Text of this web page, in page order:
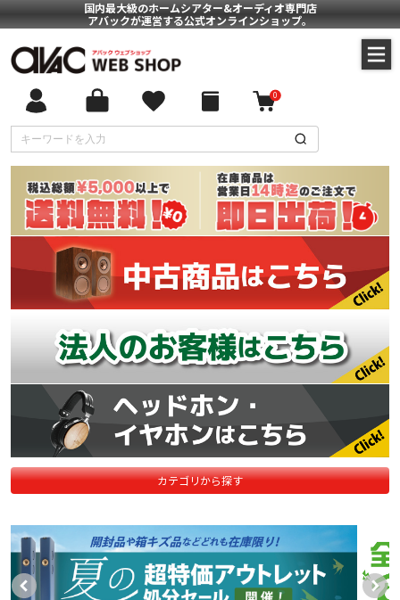
国内最大級のホームシアター&オーディオ専門店
アバックが運営する公式オンラインショップ。
0
カテゴリから探す